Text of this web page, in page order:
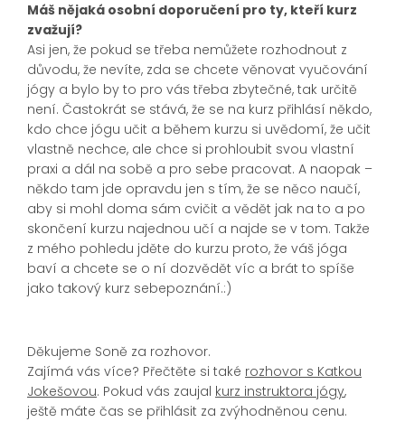
Máš nějaká osobní doporučení pro ty, kteří kurz
zvažují?
Asi jen, že pokud se třeba nemůžete rozhodnout z
důvodu, že nevíte, zda se chcete věnovat vyučování
jógy a bylo by to pro vás třeba zbytečné, tak určitě
není. Častokrát se stává, že se na kurz přihlásí někdo,
kdo chce jógu učit a během kurzu si uvědomí, že učit
vlastně nechce, ale chce si prohloubit svou vlastní
praxi a dál na sobě a pro sebe pracovat. A naopak –
někdo tam jde opravdu jen s tím, že se něco naučí,
aby si mohl doma sám cvičit a vědět jak na to a po
skončení kurzu najednou učí a najde se v tom. Takže
z mého pohledu jděte do kurzu proto, že váš jóga
baví a chcete se o ní dozvědět víc a brát to spíše
jako takový kurz sebepoznání.:)
Děkujeme Soně za rozhovor.
Zajímá vás více? Přečtěte si také rozhovor s Katkou
Jokešovou. Pokud vás zaujal kurz instruktora jógy,
ještě máte čas se přihlásit za zvýhodněnou cenu.